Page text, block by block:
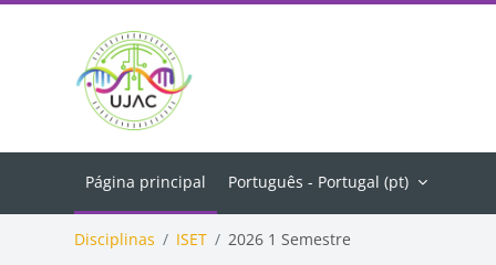
Página principal Português - Portugal ‎(pt)‎
Disciplinas ISET 2026 1 Semestre